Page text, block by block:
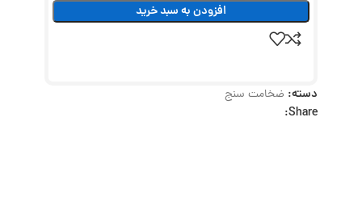
افزودن به سبد خرید
دسته: ضخامت سنج
Share: